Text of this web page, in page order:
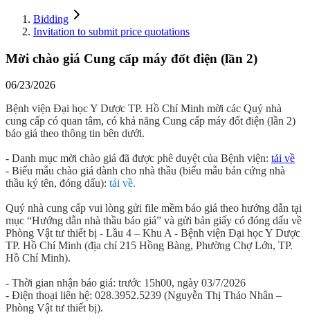
Bidding
Invitation to submit price quotations
Mời chào giá Cung cấp máy đốt điện (lần 2)
06/23/2026
Bệnh viện Đại học Y Dược TP. Hồ Chí Minh mời các Quý nhà
cung cấp có quan tâm, có khả năng Cung cấp máy đốt điện (lần 2)
báo giá theo thông tin bên dưới.
- Danh mục mời chào giá đã được phê duyệt của Bệnh viện: tải về
- Biểu mẫu chào giá dành cho nhà thầu (biểu mẫu bản cứng nhà
thầu ký tên, đóng dấu): tải về.
Quý nhà cung cấp vui lòng gửi file mềm báo giá theo hướng dẫn tại
mục “Hướng dẫn nhà thầu báo giá” và gửi bản giấy có đóng dấu về
Phòng Vật tư thiết bị - Lầu 4 – Khu A - Bệnh viện Đại học Y Dược
TP. Hồ Chí Minh (địa chỉ 215 Hồng Bàng, Phường Chợ Lớn, TP.
Hồ Chí Minh).
- Thời gian nhận báo giá: trước 15h00, ngày 03/7/2026
- Điện thoại liên hệ: 028.3952.5239 (Nguyễn Thị Thảo Nhân –
Phòng Vật tư thiết bị).